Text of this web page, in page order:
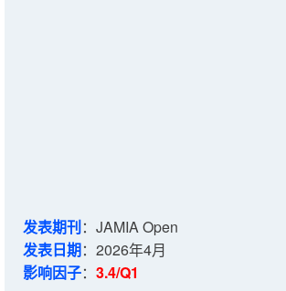
发表期刊：JAMIA Open
发表日期：2026年4月
影响因子： 3.4/Q1